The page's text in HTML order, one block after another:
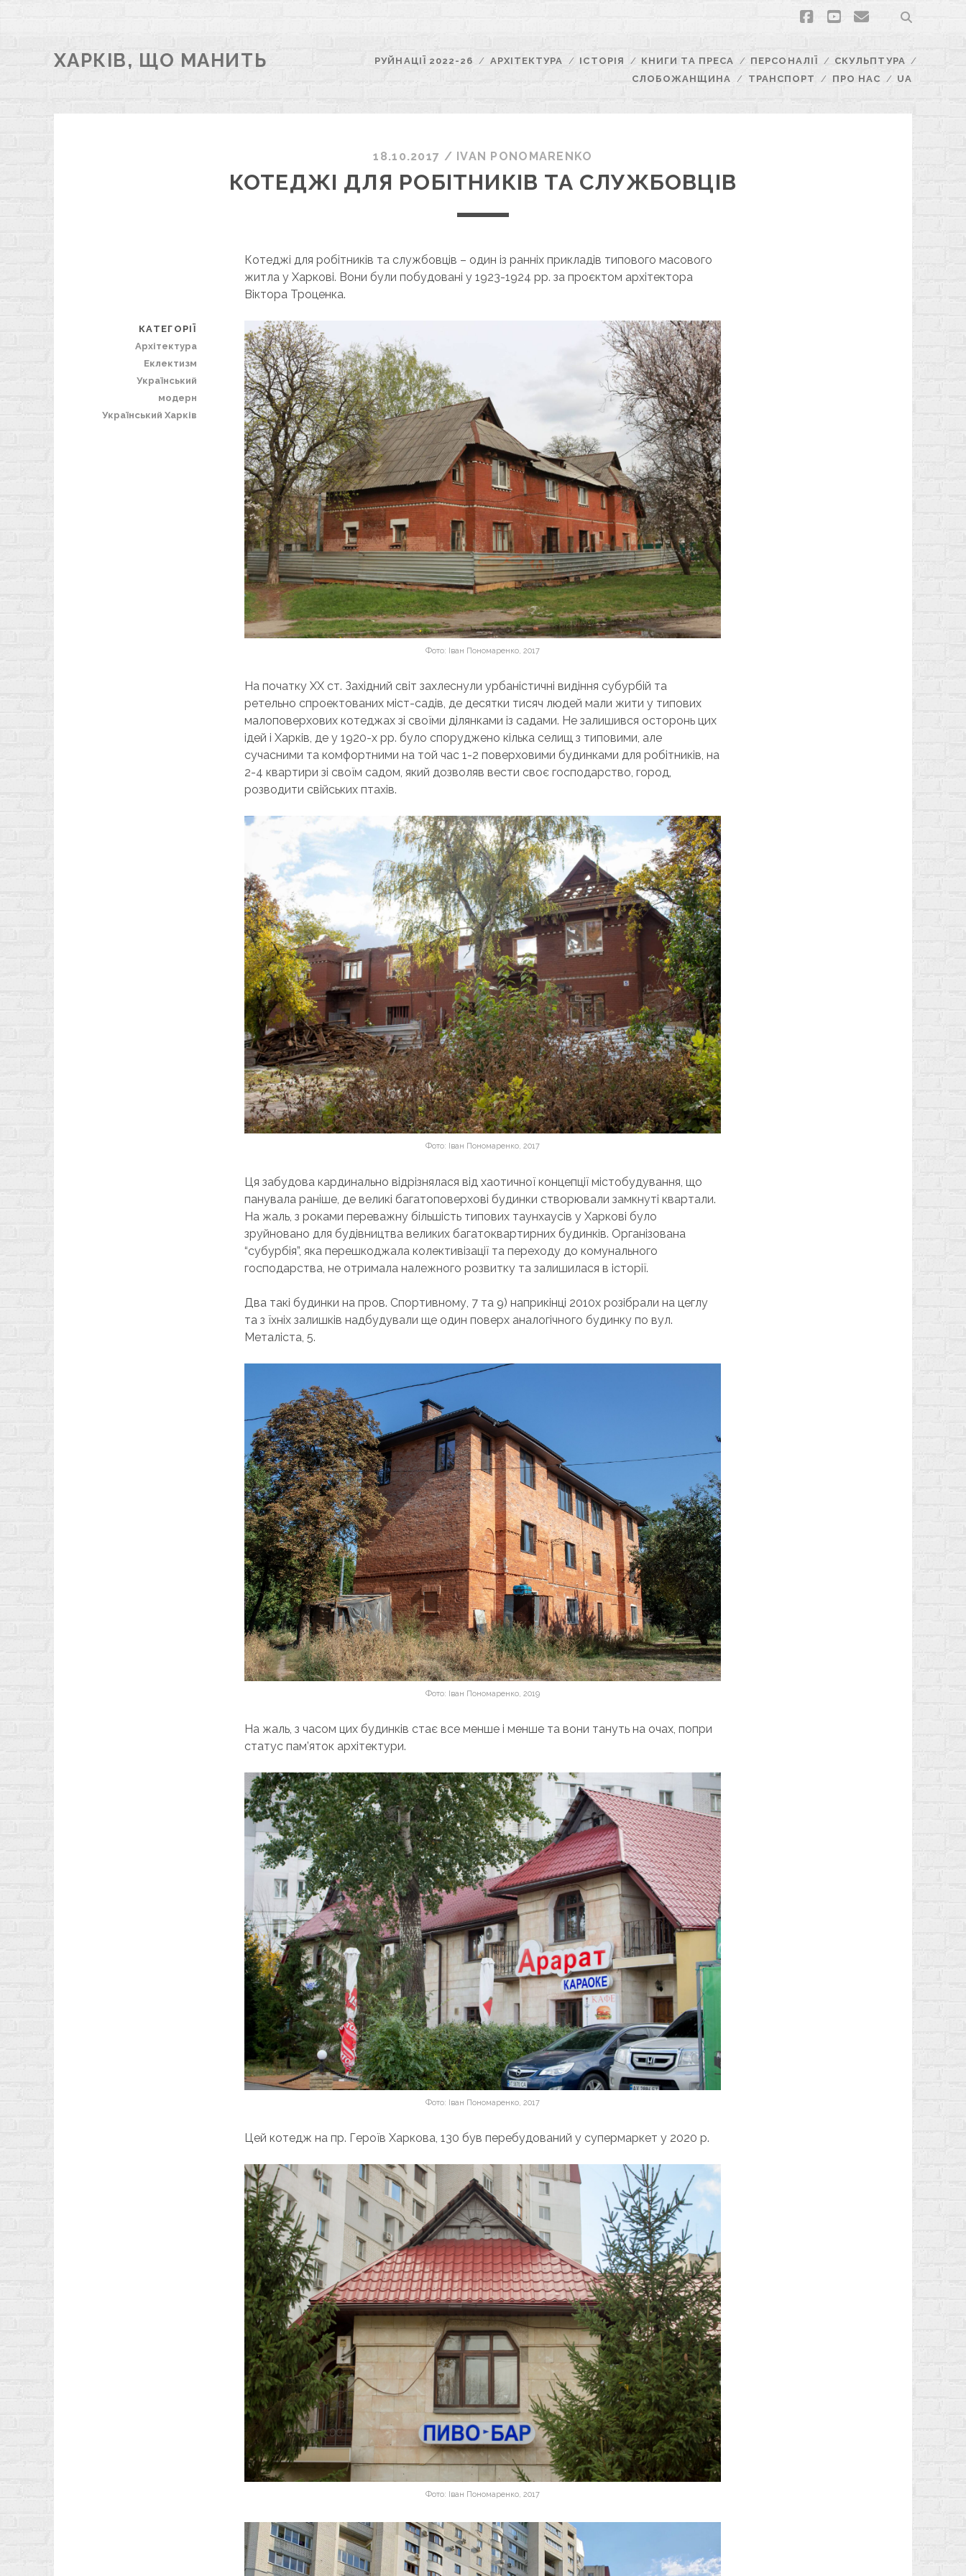
facebook
youtubeemail
ХАРКІВ, ЩО МАНИТЬ РУЙНАЦІЇ 2022-26 АРХІТЕКТУРА ІСТОРІЯ КНИГИ ТА ПРЕСА ПЕРСОНАЛІЇ
СКУЛЬПТУРА
СЛОБОЖАНЩИНА
ТРАНСПОРТ ПРО НАС UA
18.10.2017 / ІVAN PONOMARENKO
КОТЕДЖІ ДЛЯ РОБІТНИКІВ ТА СЛУЖБОВЦІВ
Котеджі для робітників та службовців – один із ранніх прикладів типового масового
житла у Харкові. Вони були побудовані у 1923-1924 рр. за проєктом архітектора
Віктора Троценка.
Фото: Іван Пономаренко, 2017
На початку ХХ ст. Західний світ захлеснули урбаністичні видіння субурбій та
ретельно спроектованих міст-садів, де десятки тисяч людей мали жити у типових
малоповерхових котеджах зі своїми ділянками із садами. Не залишився осторонь цих
ідей і Харків, де у 1920-х pp. було споруджено кілька селищ з типовими, але
сучасними та комфортними на той час 1-2 поверховими будинками для робітників, на
2-4 квартири зі своїм садом, який дозволяв вести своє господарство, город,
розводити свійських птахів.
Фото: Іван Пономаренко, 2017
Ця забудова кардинально відрізнялася від хаотичної концепції містобудування, що
панувала раніше, де великі багатоповерхові будинки створювали замкнуті квартали.
На жаль, з роками переважну більшість типових таунхаусів у Харкові було
зруйновано для будівництва великих багатоквартирних будинків. Організована
“субурбія”, яка перешкоджала колективізації та переходу до комунального
господарства, не отримала належного розвитку та залишилася в історії.
Два такі будинки на пров. Спортивному, 7 та 9) наприкінці 2010х розібрали на цеглу
та з їхніх залишків надбудували ще один поверх аналогічного будинку по вул.
Металіста, 5.
Фото: Іван Пономаренко, 2019
На жаль, з часом цих будинків стає все менше і менше та вони тануть на очах, попри
статус пам’яток архітектури.
Фото: Іван Пономаренко, 2017
Цей котедж на пр. Героїв Харкова, 130 був перебудований у супермаркет у 2020 р.
Фото: Іван Пономаренко, 2017
КАТЕГОРІЇ
Архітектура
Еклектизм
Український
модерн
Український Харків